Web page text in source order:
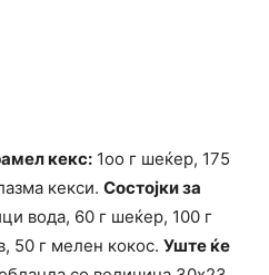
кекс: 1оо г шеќер, 175
кекси. Состојки за
вода, 60 г шеќер, 100 г
50 г мелен кокос. Уште ќе